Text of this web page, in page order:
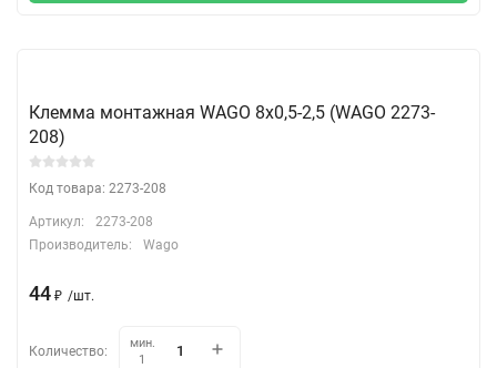
Клемма монтажная WAGO 8х0,5-2,5 (WAGO 2273-
208)
Код товара: 2273-208
Артикул:
2273-208
Производитель:
Wago
44 ₽ /шт.
Количество:
мин.
1